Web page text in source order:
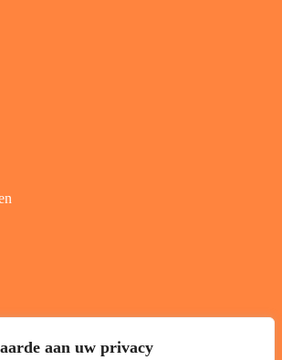
aan uw privacy